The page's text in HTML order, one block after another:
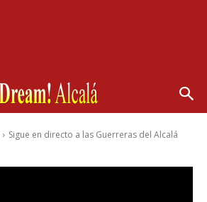
Sigue en directo a las Guerreras del Alcalá